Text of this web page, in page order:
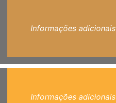
Informações adicionais
Informações adicionais